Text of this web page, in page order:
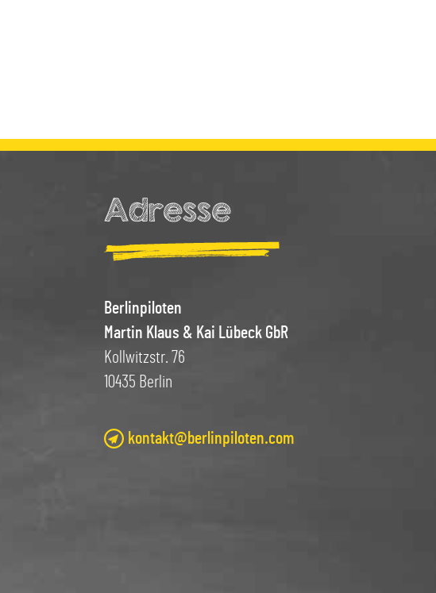
Adresse
Berlinpiloten
Martin Klaus & Kai Lübeck GbR
Kollwitzstr. 76
10435 Berlin
kontakt@berlinpiloten.com